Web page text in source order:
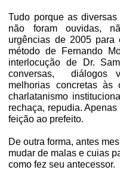
Tudo porque as
não foram ouvidas,
urgências de 2005 para
método de Fernando
interlocução de Dr.
conversas, diálogos
melhorias concretas às
charlatanismo
rechaça, repudia.
feição ao prefeito.
De outra forma, antes
mudar de malas e cuias
como fez seu antecessor.